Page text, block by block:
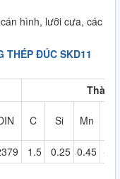
hình, lưỡi cưa, các
THÉP ĐÚC SKD11
C Si Mn
1.5 0.25 0.45